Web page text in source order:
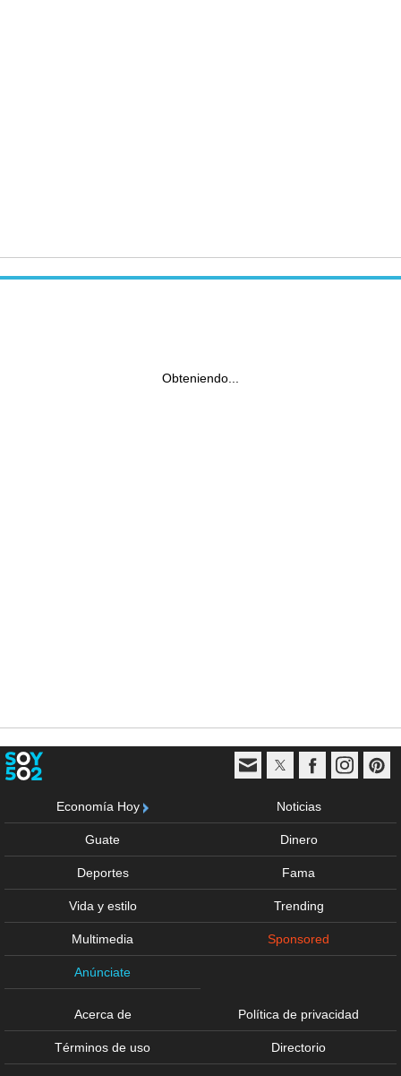
Obteniendo...
Economía Hoy Noticias
Guate Dinero
Deportes Fama
Vida y estilo Trending
Multimedia Sponsored
Anúnciate
Acerca de Política de privacidad
Términos de uso Directorio